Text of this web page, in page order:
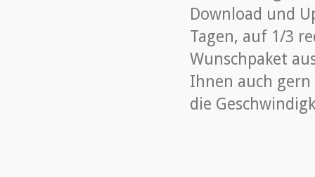
Download und
Tagen, auf 1/3
Wunschpaket
Ihnen auch
die